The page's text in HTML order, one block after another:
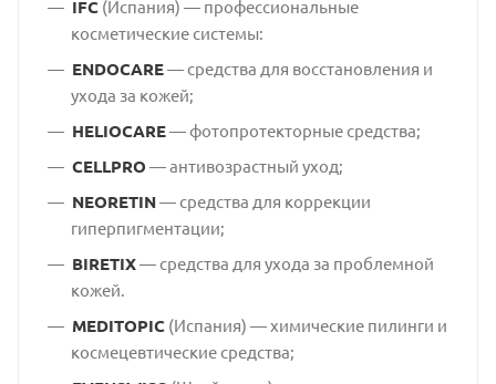
IFC(Испания) — профессиональные
косметические системы:
ENDOCARE— средства для восстановления и
ухода за кожей;
HELIOCARE— фотопротекторные средства;
CELLPRO — антивозрастный уход;
NEORETIN— средства для коррекции
гиперпигментации;
BIRETIX— средства для ухода за проблемной
кожей.
MEDITOPIC(Испания) — химические пилинги и
космецевтические средства;